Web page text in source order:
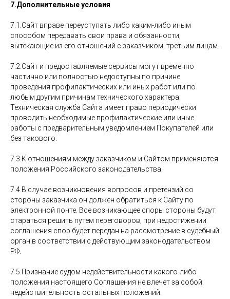
7.Дополнительные условия
7.1.Сайт вправе переуступать либо каким-либо иным
способом передавать свои права и обязанности,
вытекающие из его отношений с заказчиком, третьим лицам.
7.2.Сайт и предоставляемые сервисы могут временно
частично или полностью недоступны по причине
проведения профилактических или иных работ или по
любым другим причинам технического характера.
Техническая служба Сайта имеет право периодически
проводить необходимые профилактические или иные
работы с предварительным уведомлением Покупателей или
без такового.
7.3.К отношениям между заказчиком и Сайтом применяются
положения Российского законодательства.
7.4.В случае возникновения вопросов и претензий со
стороны заказчика он должен обратиться к Сайту по
электронной почте. Все возникающее споры стороны будут
стараться решить путем переговоров, при недостижении
соглашения спор будет передан на рассмотрение в судебный
орган в соответствии с действующим законодательством
РФ.
7.5.Признание судом недействительности какого-либо
положения настоящего Соглашения не влечет за собой
недействительность остальных положений.